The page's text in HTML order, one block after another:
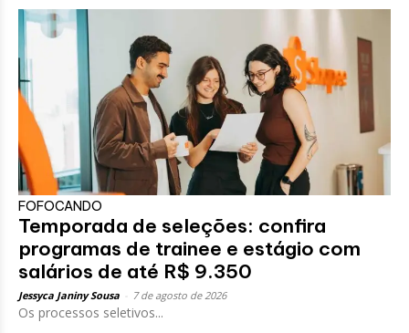
FOFOCANDO
Temporada de seleções: confira
programas de trainee e estágio com
salários de até R$ 9.350
Jessyca Janiny Sousa 7 de agosto de 2026
Os processos seletivos...